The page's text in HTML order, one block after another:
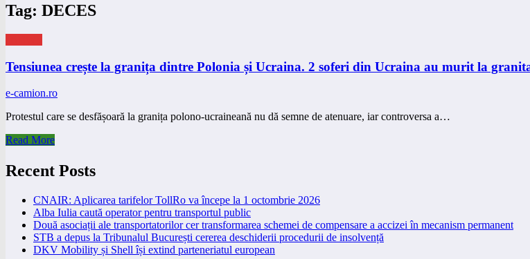
Tag: DECES
Tensiunea crește la granița dintre Polonia și Ucraina. 2 soferi din Ucraina au murit la
e-camion.ro
Protestul care se desfășoară la granița polono-ucraineană nu dă semne de atenuare, iar controversa a…
Read More
Recent Posts
CNAIR: Aplicarea tarifelor TollRo va începe la 1 octombrie 2026
Alba Iulia caută operator pentru transportul public
Două asociații ale transportatorilor cer transformarea schemei de compensare a accizei în mecanism permanent
STB a depus la Tribunalul București cererea deschiderii procedurii de insolvență
DKV Mobility și Shell își extind parteneriatul european